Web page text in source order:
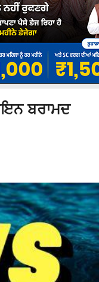
ਬਰਾਮਦ